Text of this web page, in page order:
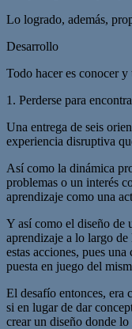
Lo logrado, además,
Desarrollo
Todo hacer es conocer
1. Perderse para
Una entrega de seis
experiencia disruptiva
Así como la dinámica
problemas o un interés
aprendizaje como una
Y así como el diseño de
aprendizaje a lo largo
estas acciones, pues
puesta en juego del
El desafío entonces, era
si en lugar de dar
crear un diseño donde